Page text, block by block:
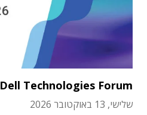
Dell Technologies Forum
שלישי, 13 באוקטובר 2026